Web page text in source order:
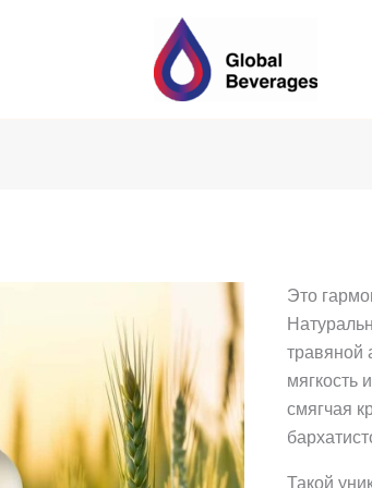
Это
травяной
мягкость
смягчая
Такой